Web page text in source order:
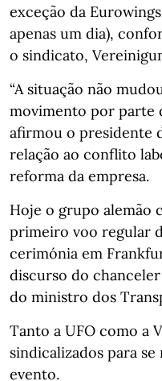
exceção da
apenas um dia),
o sindicato,
“A situação não
movimento por parte
afirmou o presidente
relação ao conflito
reforma da empresa.
Hoje o grupo alemão
primeiro voo regular
cerimónia em
discurso do
do ministro dos
Tanto a UFO como a
sindicalizados para
evento.